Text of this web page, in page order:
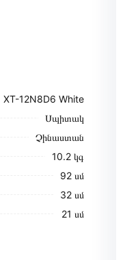
XT-12N8D6 White
Սպիտակ
Չինաստան
10.2 կգ
92 սմ
32 սմ
21 սմ